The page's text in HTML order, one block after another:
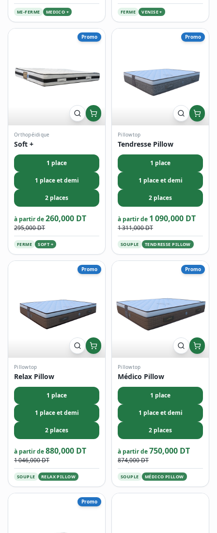
MI-FERME MEDICO + FERME VENISE +
Promo
Orthopéidique
Soft +
1 place
1 place et demi
2 places
à partir de260,000 DT
295,000 DT
FERME SOFT +
Promo
Pillowtop
Tendresse Pillow
1 place
1 place et demi
2 places
à partir de 1 090,000 DT
1 311,000 DT
SOUPLE TENDRESSE PILLOW
Promo
Pillowtop
Relax Pillow
1 place
1 place et demi
2 places
à partir de880,000 DT
1 046,000 DT
SOUPLE RELAX PILLOW
Promo
Pillowtop
Médico Pillow
1 place
1 place et demi
2 places
à partir de750,000 DT
874,000 DT
SOUPLE MÉDICO PILLOW
Promo